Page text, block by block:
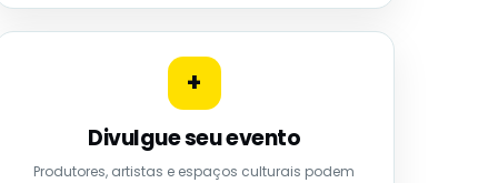
+
Divulgue seu evento
Produtores, artistas e espaços culturais podem